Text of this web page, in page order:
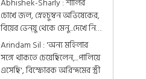
চোখে জল, স্নেহচুম্বন অভিষেকের,
বিয়ের ভেন্য়ু থেকে মেনু...দেখে নিন
একঝলকে
Arindam Sil : 'অন্য মহিলার
সঙ্গে থাকতে চেয়েছিলেন,...পালিয়ে
এসেছি', বিস্ফোরক অরিন্দমের স্ত্রী